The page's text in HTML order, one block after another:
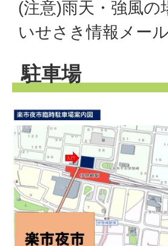
(注意)雨天・強風
いせさき情報メー
駐車場